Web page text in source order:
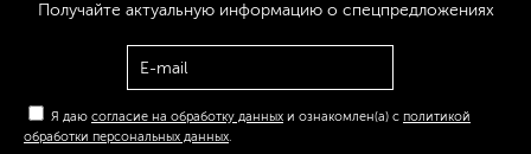
Получайте актуальнуюинформациюо спецпредложениях
Я даю согласие на обработку данных и ознакомлен(а) с политикой
обработки персональных данных